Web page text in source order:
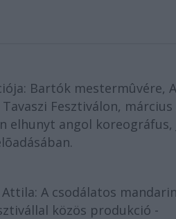
Bartók mestermûvére,
Fesztiválon,
angol koreográfus,
A csodálatos mandarin
közös produkció -